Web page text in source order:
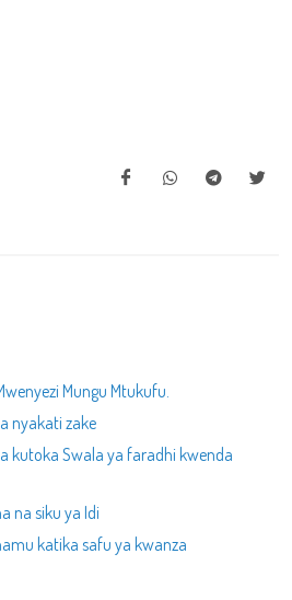
Mungu Mtukufu.
nyakati zake
kutoka Swala ya faradhi kwenda
na siku ya Idi
katika safu ya kwanza